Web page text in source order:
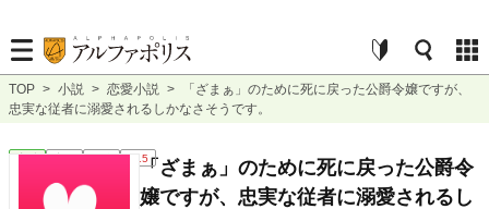
TOP > 小説 > 恋愛小説 >
「ざまぁ」のために死に戻った公爵令嬢ですが、
忠実な従者に溺愛されるしかなさそうです。
恋愛 完結 短編 R15「ざまぁ」のために死に戻った公爵令
嬢ですが、忠実な従者に溺愛されるし